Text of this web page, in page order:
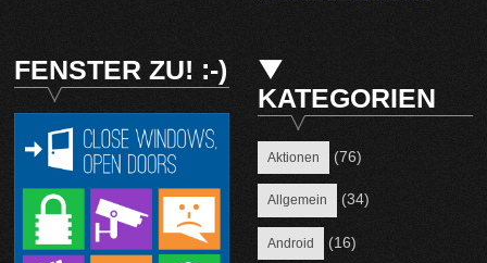
FENSTER ZU! :-)
KATEGORIEN
Aktionen (76)
Allgemein (34)
Android (16)